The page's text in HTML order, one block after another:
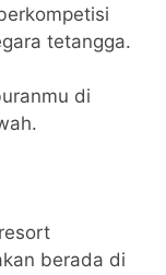
tetangga.
di
berada di